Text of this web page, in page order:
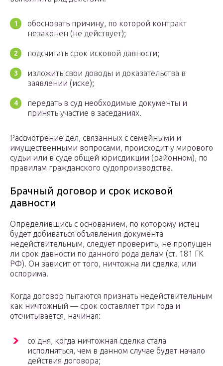
обосновать причину, по которой контракт
незаконен (не действует);
подсчитать срок исковой давности;
изложить свои доводы и доказательства в
заявлении (иске);
передать в суд необходимые документы и
принять участие в заседаниях.
Рассмотрение дел, связанных с семейными и
имущественными вопросами, происходит у мирового
судьи или в суде общей юрисдикции (районном), по
правилам гражданского судопроизводства.
Брачный договор и срок исковой
давности
Определившись с основанием, по которому истец
будет добиваться объявления документа
недействительным, следует проверить, не пропущен
ли срок давности по данного рода делам (ст. 181 ГК
РФ). Он зависит от того, ничтожна ли сделка, или
оспорима.
Когда договор пытаются признать недействительным
как ничтожный — срок составляет три года и
отсчитывается, начиная:
со дня, когда ничтожная сделка стала
исполняться, чем в данном случае будет начало
действия договора;